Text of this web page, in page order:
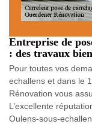
Entreprise de
: des travaux
Pour toutes vos
echallens et dans le
Rénovation vous
L’excellente
Oulens-sous-